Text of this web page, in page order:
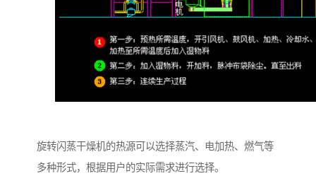
旋转闪蒸干燥机的热源可以选择蒸汽、电加热、燃气等
多种形式，根据用户的实际需求进行选择。